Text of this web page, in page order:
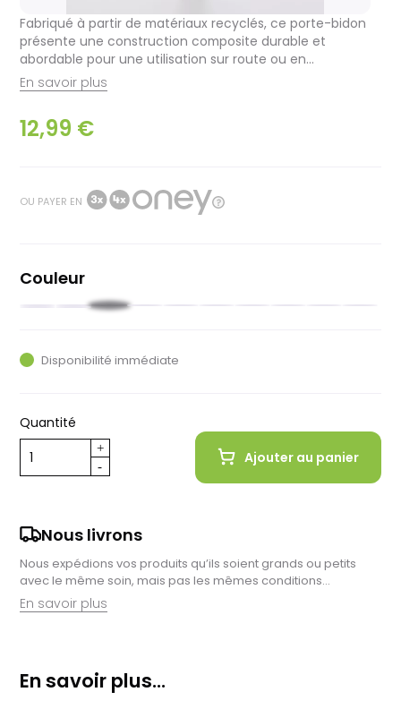
Fabriqué à partir de matériaux recyclés, ce porte-bidon
présente une construction composite durable et
abordable pour une utilisation sur route ou en...
En savoir plus
12,99 €
OU PAYER EN
Couleur
Noir
Noir
RougeRouge
Disponibilité immédiate
Quantité
Ajouter au panier
Nous livrons
Nous expédions vos produits qu’ils soient grands ou petits
avec le même soin, mais pas les mêmes conditions…
En savoir plus
achats à domicile, mais il est encore plus gratifiant de vous
accueillir en magasin. Commandez en ligne et récupérez vos
En savoir plus...